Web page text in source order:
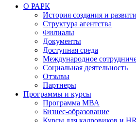
О РАРК
История создания и
Структура агентства
Филиалы
Документы
Доступная среда
Международное
Социальная деятельность
Отзывы
Партнеры
Программы и курсы
Программа МВА
Бизнес-образование
Курсы для кадровиков и HR